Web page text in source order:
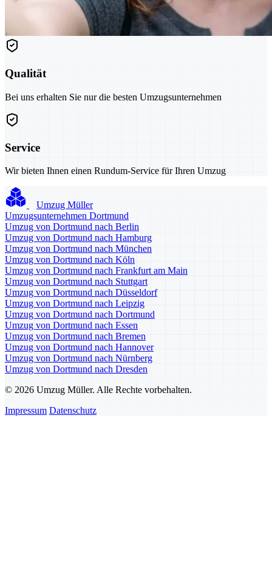
Qualität
Bei uns erhalten Sie nur die besten Umzugsunternehmen
Service
Wir bieten Ihnen einen Rundum-Service für Ihren Umzug
Umzug Müller
Umzugsunternehmen Dortmund
Umzug von Dortmund nach Berlin
Umzug von Dortmund nach Hamburg
Umzug von Dortmund nach München
Umzug von Dortmund nach Köln
Umzug von Dortmund nach Frankfurt am Main
Umzug von Dortmund nach Stuttgart
Umzug von Dortmund nach Düsseldorf
Umzug von Dortmund nach Leipzig
Umzug von Dortmund nach Dortmund
Umzug von Dortmund nach Essen
Umzug von Dortmund nach Bremen
Umzug von Dortmund nach Hannover
Umzug von Dortmund nach Nürnberg
Umzug von Dortmund nach Dresden
© 2026 Umzug Müller. Alle Rechte vorbehalten.
Impressum Datenschutz